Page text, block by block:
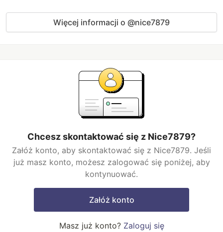
Więcej informacji o @nice7879
Chcesz skontaktować się z Nice7879?
Załóż konto, aby skontaktować się z Nice7879. Jeśli
już masz konto, możesz zalogować się poniżej, aby
kontynuować.
Załóż konto
Masz już konto? Zaloguj się